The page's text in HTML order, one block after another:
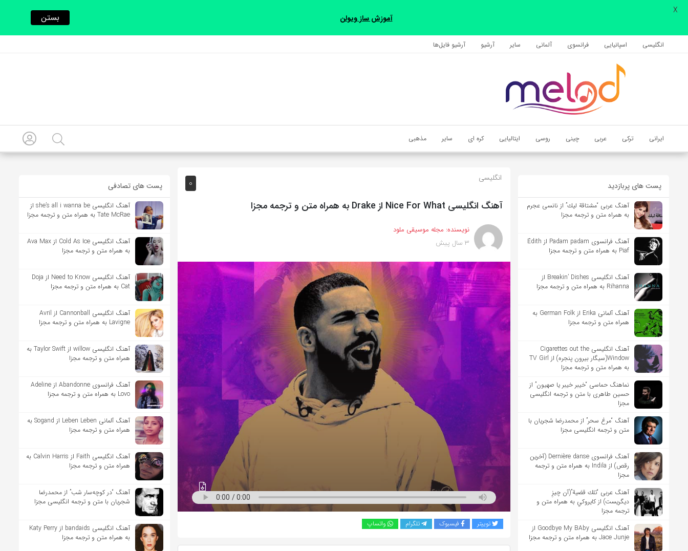
انگلیسی اسپانیایی فرانسوی آلمانی سایر آرشیو آرشیو فایل‌‎ها
ایرانی ترکی عربی چینی روسی ایتالیایی کره ای سایر مذهبی
اشتراک گذاری
با استفاده از روش‌های زیر می‌توانید این صفحه را با دوستان خود به
کپی لینک
پست های پربازدید
آهنگ عربی “مشتاقة لیك” از نانسی عجرم
به همراه متن و ترجمه مجزا
آهنگ فرانسوی Padam padam از Édith
Piaf به همراه متن و ترجمه مجزا
آهنگ انگلیسی Breakin’ Dishes از
Rihanna به همراه متن و ترجمه مجزا
آهنگ آلمانی Erika از German Folk به
همراه متن و ترجمه مجزا
آهنگ انگلیسی Cigarettes out the
Window(سیگار بیرون پنجره) از TV Girl
به همراه متن و ترجمه مجزا
نماهنگ حماسی “خیبر خیبر یا صهیون” از
حسین طاهری با متن و ترجمه انگلیسی
مجزا
آهنگ “مرغ سحر” از محمدرضا شجریان با
متن و ترجمه انگلیسی مجزا
آهنگ فرانسوی Dernière danse (آخرین
رقص) از Indila به همراه متن و ترجمه
مجزا
آهنگ عربی “تلك قضية”(آن چیزِ
دیگریست) از كايروكي به همراه متن و
ترجمه مجزا
آهنگ انگلیسی Goodbye My BAby از
Jace Junje به همراه متن و ترجمه مجزا
0 انگلیسی
آهنگ انگلیسی Nice For What از Drake به همراه متن و ترجمه مجزا
نویسنده: مجله موسیقی ملود
3 سال پیش
توییتر فیسبوک تلگرام واتساپ
پست های تصادفی
آهنگ انگلیسی she’s all i wanna be از
Tate McRae به همراه متن و ترجمه مجزا
آهنگ انگلیسی Cold As Ice از Ava Max
به همراه متن و ترجمه مجزا
آهنگ انگلیسی Need to Know از Doja
Cat به همراه متن و ترجمه مجزا
آهنگ انگلیسی Cannonball از Avril
Lavigne به همراه متن و ترجمه مجزا
آهنگ انگلیسی willow از Taylor Swift به
همراه متن و ترجمه مجزا
آهنگ فرانسوی Abandonne از Adeline
Lovo به همراه متن و ترجمه مجزا
آهنگ آلمانی Leben Leben از Sogand به
همراه متن و ترجمه مجزا
آهنگ انگلیسی Faith از Calvin Harris به
همراه متن و ترجمه مجزا
آهنگ “در کوچه‌سار شب” از محمدرضا
شجریان با متن و ترجمه انگلیسی مجزا
آهنگ انگلیسی bandaids از Katy Perry
به همراه متن و ترجمه مجزا
آموزش ساز ویولن بستن
X